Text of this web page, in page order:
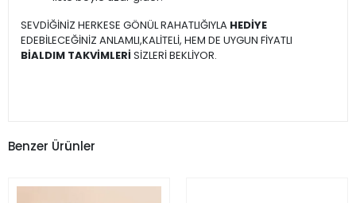
SEVDİĞİNİZ HERKESE GÖNÜL RAHATLIĞIYLA HEDİYE
EDEBİLECEĞİNİZ ANLAMLI,KALİTELİ, HEM DE UYGUN FİYATLI
BİALDIM TAKVİMLERİ SİZLERİ BEKLİYOR.
Benzer Ürünler